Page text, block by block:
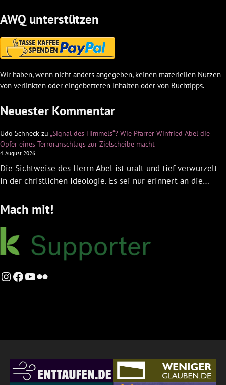
AWQ unterstützen
Wir haben, wenn nicht anders angegeben, keinen materiellen Nutzen
von verlinkten oder eingebetteten Inhalten oder von Buchtipps.
Neuester Kommentar
Udo Schneck zu „Signal des Himmels“? Wie Pfarrer Winfried Abel die
Opfer eines Terroranschlags zur Zielscheibe macht
4. August 2026
Die Sichtweise des Herrn Abel ist uralt und tief verwurzelt
in der christlichen Ideologie. Es sei nur erinnert an die…
Mach mit!
Instagram
Facebook
YouTube
Flickr